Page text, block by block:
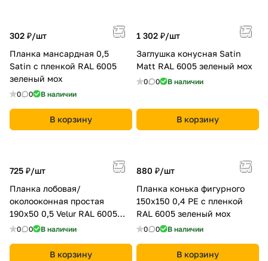
302 ₽/шт
Планка мансардная 0,5
Satin с пленкой RAL 6005
зеленый мох
0 0 В наличии
В корзину
1 302 ₽/шт
Заглушка конусная Satin
Мatt RAL 6005 зеленый мох
0 0 В наличии
В корзину
725 ₽/шт
Планка лобовая/
околооконная простая
190х50 0,5 Velur RAL 6005
зеленый мох
0 0 В наличии
В корзину
880 ₽/шт
Планка конька фигурного
150x150 0,4 PE с пленкой
RAL 6005 зеленый мох
0 0 В наличии
В корзину